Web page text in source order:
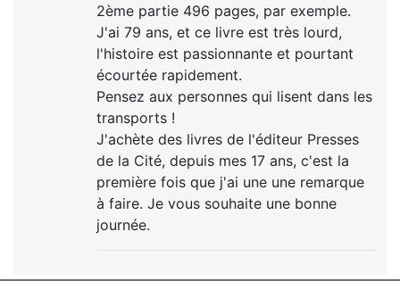
2ème partie 496 pages, par exemple.
J'ai 79 ans, et ce livre est très lourd,
l'histoire est passionnante et pourtant
écourtée rapidement.
Pensez aux personnes qui lisent dans les
transports !
J'achète des livres de l'éditeur Presses
de la Cité, depuis mes 17 ans, c'est la
première fois que j'ai une une remarque
à faire. Je vous souhaite une bonne
journée.